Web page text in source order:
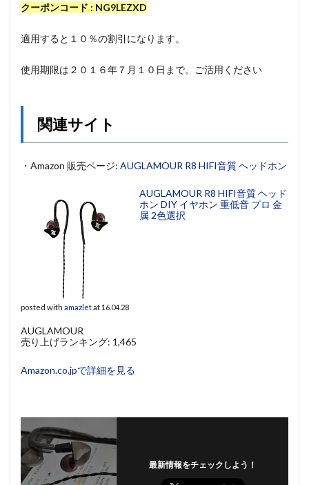
クーポンコード : NG9LEZXD
適用すると１０％の割引になります。
使用期限は２０１６年７月１０日まで。ご活用ください
関連サイト
・Amazon 販売ページ: AUGLAMOUR R8 HIFI音質 ヘッドホン
AUGLAMOUR R8 HIFI音質 ヘッド
ホン DIY イヤホン 重低音 プロ 金
属 2色選択
posted with amazletat 16.04.28
AUGLAMOUR
売り上げランキング: 1,465
Amazon.co.jpで詳細を見る
最新情報をチェックしよう！